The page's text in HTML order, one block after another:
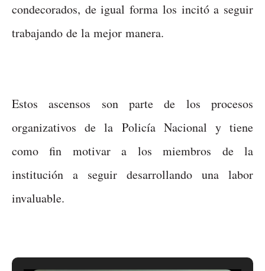
condecorados, de igual forma los incitó a seguir
trabajando de la mejor manera.
Estos ascensos son parte de los procesos
organizativos de la Policía Nacional y tiene
como fin motivar a los miembros de la
institución a seguir desarrollando una labor
invaluable.